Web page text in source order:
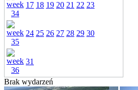
17 18 19 20 21 22 23
24 25 26 27 28 29 30
31
Brak wydarzeń